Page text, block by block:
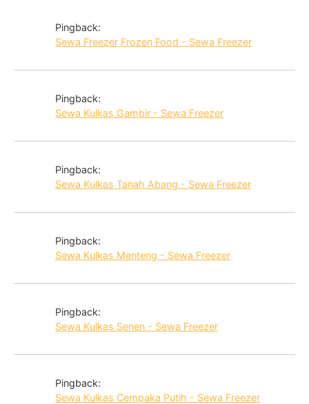
Pingback:
Sewa Freezer Frozen Food - Sewa Freezer
Pingback:
Sewa Kulkas Gambir - Sewa Freezer
Pingback:
Sewa Kulkas Tanah Abang - Sewa Freezer
Pingback:
Sewa Kulkas Menteng - Sewa Freezer
Pingback:
Sewa Kulkas Senen - Sewa Freezer
Pingback:
Sewa Kulkas Cempaka Putih - Sewa Freezer